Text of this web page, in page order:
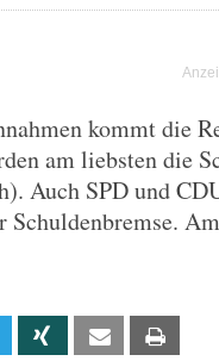
kommt die
am liebsten die
Auch SPD und
Schuldenbremse.
Linkedin Xing Email